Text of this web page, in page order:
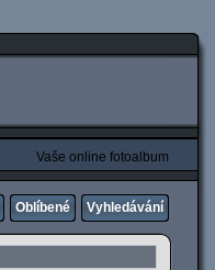
Vaše online fotoalbum
Oblíbené Vyhledávání